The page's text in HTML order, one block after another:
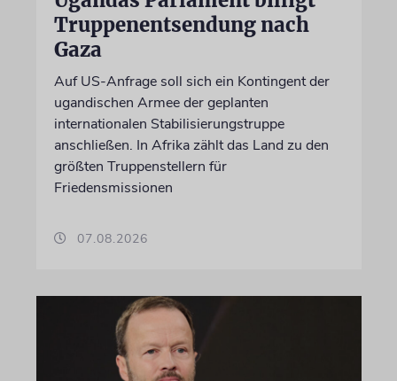
Truppenentsendung nach
Gaza
Auf US-Anfrage soll sich ein Kontingent der
ugandischen Armee der geplanten
internationalen Stabilisierungstruppe
anschließen. In Afrika zählt das Land zu den
größten Truppenstellern für
Friedensmissionen
07.08.2026